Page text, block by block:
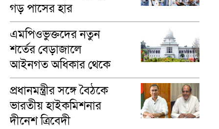
গড় পাসের হার
৬২.২৫%
এমপিওভুক্তদের নতুন
শর্তের বেড়াজালে
আইনগত অধিকার থেকে
বঞ্চিত করা যাবে না
প্রধানমন্ত্রীর সঙ্গে বৈঠকে
ভারতীয় হাইকমিশনার
দীনেশ ত্রিবেদী